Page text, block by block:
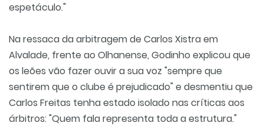
espetáculo."
Na ressaca da arbitragem de Carlos Xistra em
Alvalade, frente ao Olhanense, Godinho explicou que
os leões vão fazer ouvir a sua voz "sempre que
sentirem que o clube é prejudicado" e desmentiu que
Carlos Freitas tenha estado isolado nas críticas aos
árbitros: "Quem fala representa toda a estrutura."